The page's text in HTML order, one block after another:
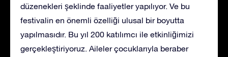
düzenekleri şeklinde faaliyetler yapılıyor. Ve bu
festivalin en önemli özelliği ulusal bir boyutta
yapılmasıdır. Bu yıl 200 katılımcı ile etkinliğimizi
gerçekleştiriyoruz. Aileler çocuklarıyla beraber